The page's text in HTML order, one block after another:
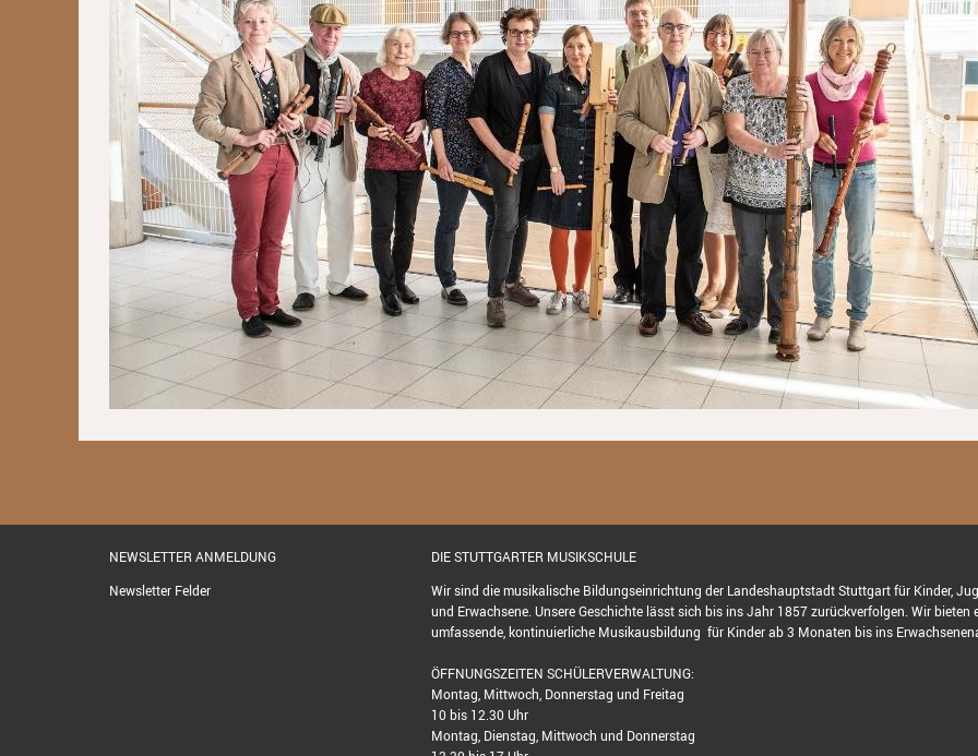
NEWSLETTER ANMELDUNG
Newsletter Felder
DIE STUTTGARTER MUSIKSCHULE
Wir sind die musikalische Bildungseinrichtung der Landeshauptstadt Stuttgart für Kinder,
und Erwachsene. Unsere Geschichte lässt sich bis ins Jahr 1857 zurückverfolgen. Wir bieten
umfassende, kontinuierliche Musikausbildung für Kinder ab 3 Monaten bis ins
ÖFFNUNGSZEITEN SCHÜLERVERWALTUNG:
Montag, Mittwoch, Donnerstag und Freitag
10 bis 12.30 Uhr
Montag, Dienstag, Mittwoch und Donnerstag